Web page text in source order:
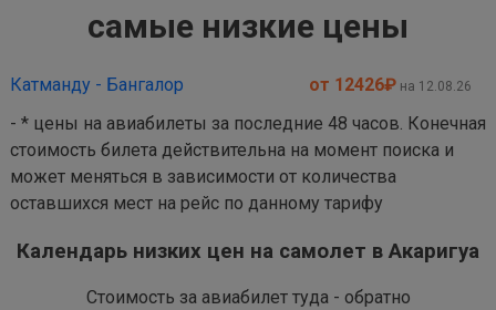
самые низкие цены
Катманду - Бангалор от 12426₽ на 12.08.26
- * цены на авиабилеты за последние 48 часов. Конечная
стоимость билета действительна на момент поиска и
может меняться в зависимости от количества
оставшихся мест на рейс по данному тарифу
Календарь низких цен на самолет в Акаригуа
Стоимость за авиабилет туда - обратно